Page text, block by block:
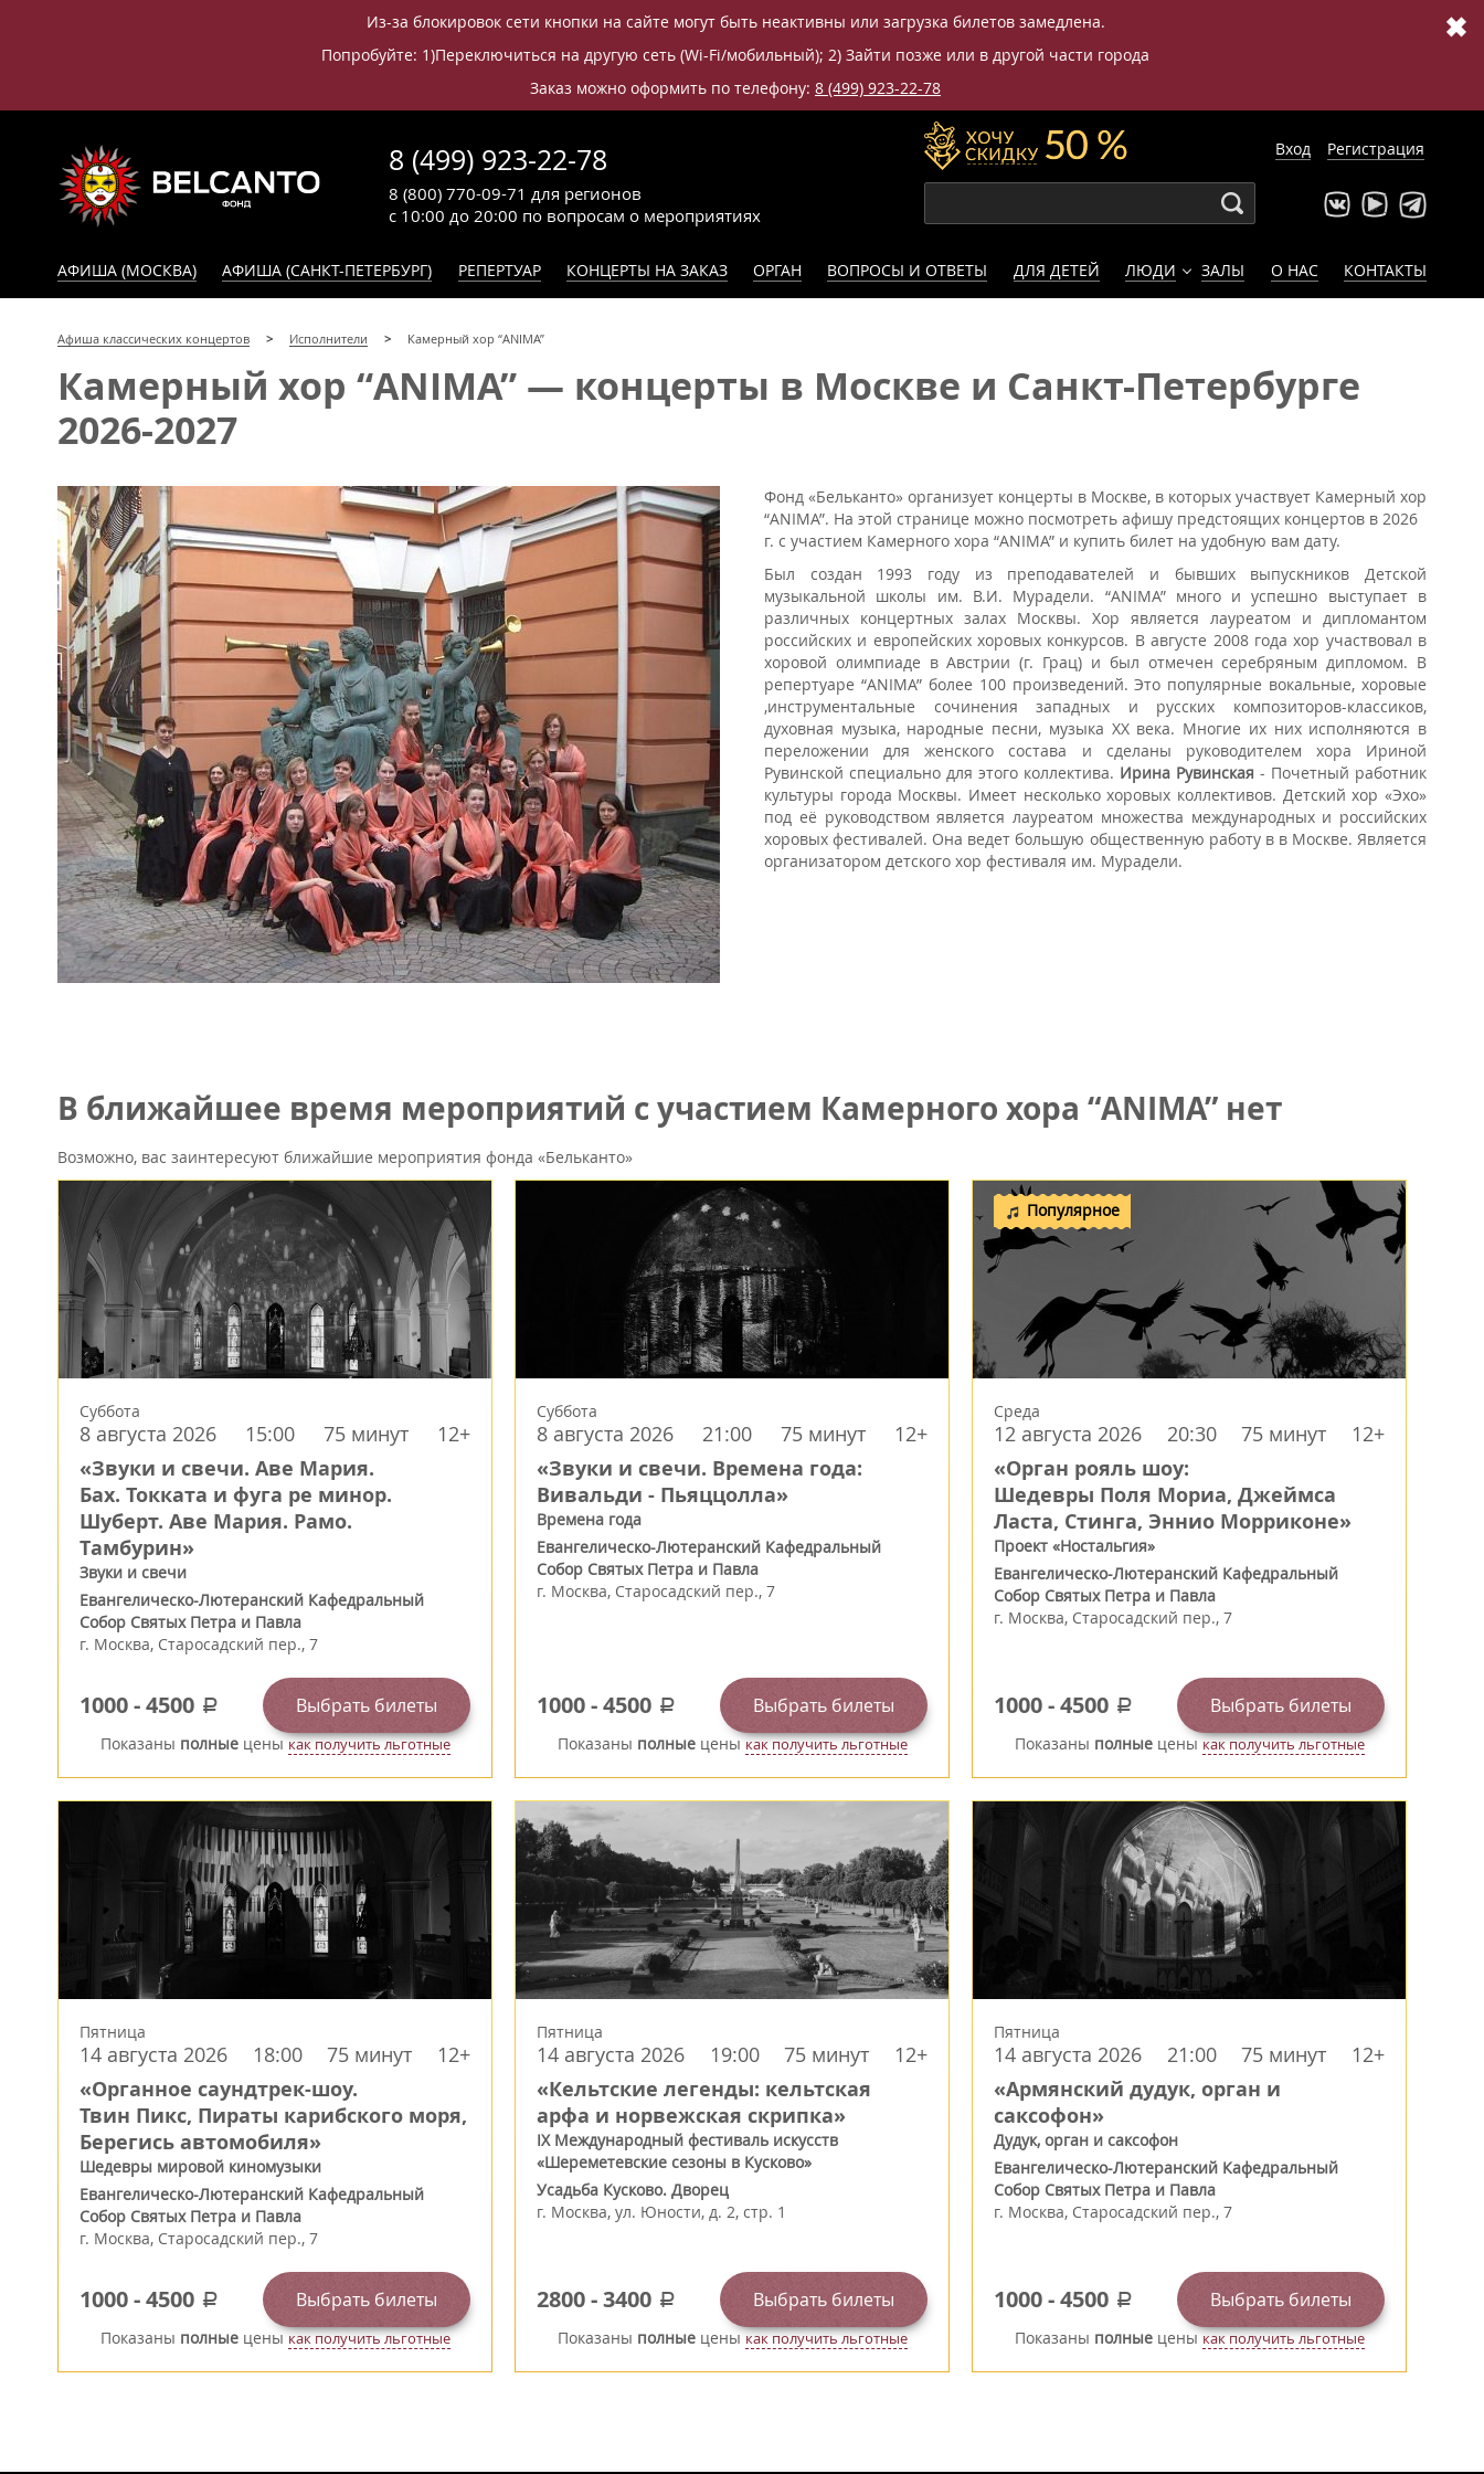
Из-за блокировок сети кнопки на сайте могут быть неактивны или загрузка билетов замедлена.
Попробуйте: 1)Переключиться на другую сеть (Wi-Fi/мобильный); 2) Зайти позже или в другой части города
Заказ можно оформить по телефону: 8 (499) 923-22-78
✖
8 (499) 923-22-78
с 10:00 до 20:00 по вопросам о мероприятиях
8 (800) 770-09-71 для регионов
Вход Регистрация
АФИША (МОСКВА) АФИША (САНКТ-ПЕТЕРБУРГ) РЕПЕРТУАР КОНЦЕРТЫ НА ЗАКАЗ ОРГАН ВОПРОСЫ И ОТВЕТЫ ДЛЯ ДЕТЕЙ ЛЮДИ ЗАЛЫ О НАС КОНТАКТЫ
Афиша классических концертов Исполнители Камерный хор “ANIMA”
Камерный хор “ANIMA” — концерты в Москве и Санкт-Петербурге
2026-2027
Фонд «Бельканто» организует концерты в Москве, в которых участвует Камерный хор
“ANIMA”. На этой странице можно посмотреть афишу предстоящих концертов в 2026
г. с участием Камерного хора “ANIMA” и купить билет на удобную вам дату.
Был создан 1993 году из преподавателей и бывших выпускников Детской
музыкальной школы им. В.И. Мурадели. “ANIMA” много и успешно выступает в
различных концертных залах Москвы. Хор является лауреатом и дипломантом
российских и европейских хоровых конкурсов. В августе 2008 года хор участвовал в
хоровой олимпиаде в Австрии (г. Грац) и был отмечен серебряным дипломом. В
репертуаре “ANIMA” более 100 произведений. Это популярные вокальные, хоровые
,инструментальные сочинения западных и русских композиторов-классиков,
духовная музыка, народные песни, музыка ХХ века. Многие их них исполняются в
переложении для женского состава и сделаны руководителем хора Ириной
Рувинской специально для этого коллектива. Ирина Рувинская - Почетный работник
культуры города Москвы. Имеет несколько хоровых коллективов. Детский хор «Эхо»
под её руководством является лауреатом множества международных и российских
хоровых фестивалей. Она ведет большую общественную работу в в Москве. Является
организатором детского хор фестиваля им. Мурадели.
В ближайшее время мероприятий с участием Камерного хора “ANIMA” нет
Возможно, вас заинтересуют ближайшие мероприятия фонда «Бельканто»
Суббота
8 августа 2026 15:00 75 минут 12+
«Звуки и свечи. Аве Мария.
Бах. Токката и фуга ре минор.
Шуберт. Аве Мария. Рамо.
Тамбурин»
Звуки и свечи
Евангелическо-Лютеранский Кафедральный
Собор Святых Петра и Павла
г. Москва, Старосадский пер., 7
1000-4500 a Выбрать билеты
Показаны полныеценыкак получить льготные
Суббота
8 августа 2026 21:00 75 минут 12+
«Звуки и свечи. Времена года:
Вивальди - Пьяццолла»
Времена года
Евангелическо-Лютеранский Кафедральный
Собор Святых Петра и Павла
г. Москва, Старосадский пер., 7
1000-4500 a Выбрать билеты
Показаны полныеценыкак получить льготные
Популярное
Среда
12 августа 2026 20:30 75 минут 12+
«Орган рояль шоу:
Шедевры Поля Мориа, Джеймса
Ласта, Стинга, Эннио Морриконе»
Проект «Ностальгия»
Евангелическо-Лютеранский Кафедральный
Собор Святых Петра и Павла
г. Москва, Старосадский пер., 7
1000-4500 a Выбрать билеты
Показаны полныеценыкак получить льготные
Пятница
14 августа 2026 18:00 75 минут 12+
«Органное саундтрек-шоу.
Твин Пикс, Пираты карибского моря,
Берегись автомобиля»
Шедевры мировой киномузыки
Евангелическо-Лютеранский Кафедральный
Собор Святых Петра и Павла
г. Москва, Старосадский пер., 7
1000-4500 a Выбрать билеты
Показаны полныеценыкак получить льготные
Пятница
14 августа 2026 19:00 75 минут 12+
«Кельтские легенды: кельтская
арфа и норвежская скрипка»
IX Международный фестиваль искусств
«Шереметевские сезоны в Кусково»
Усадьба Кусково. Дворец
г. Москва, ул. Юности, д. 2, стр. 1
2800-3400 a Выбрать билеты
Показаны полныеценыкак получить льготные
Пятница
14 августа 2026 21:00 75 минут 12+
«Армянский дудук, орган и
саксофон»
Дудук, орган и саксофон
Евангелическо-Лютеранский Кафедральный
Собор Святых Петра и Павла
г. Москва, Старосадский пер., 7
1000-4500 a Выбрать билеты
Показаны полныеценыкак получить льготные